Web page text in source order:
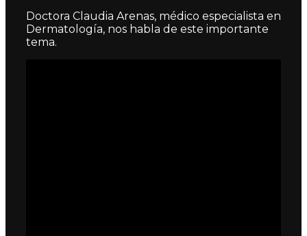
Doctora Claudia Arenas, médico especialista en
Dermatología, nos habla de este importante
tema.